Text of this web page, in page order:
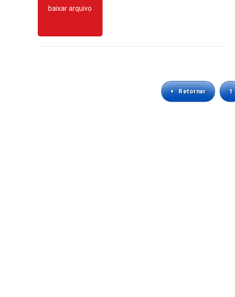
baixar arquivo
Retornar 1